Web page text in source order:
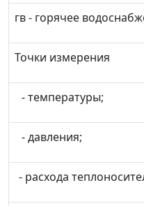
гв - горячее
Точки измерения
- температуры;
- давления;
- расхода